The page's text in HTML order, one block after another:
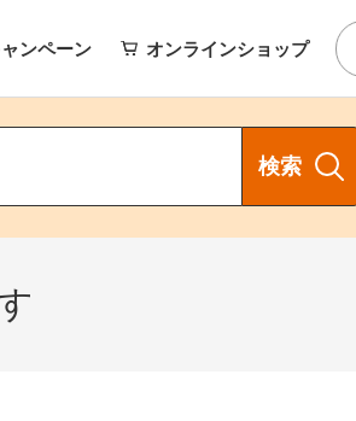
ンペーン オンラインショップ
検索